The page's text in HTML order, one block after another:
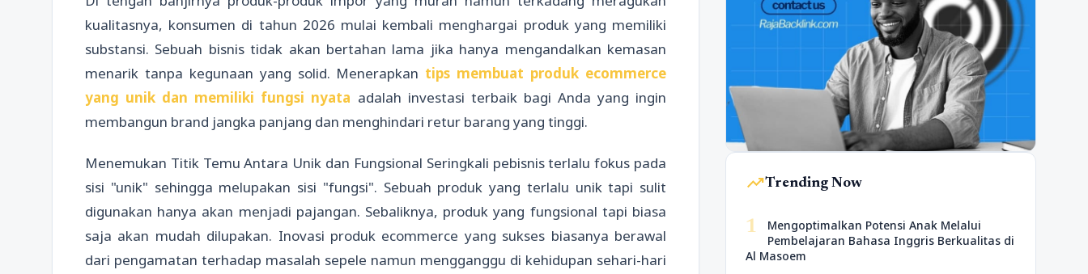
kualitasnya, konsumen di tahun 2026 mulai kembali menghargai produk yang memiliki
substansi. Sebuah bisnis tidak akan bertahan lama jika hanya mengandalkan kemasan
menarik tanpa kegunaan yang solid. Menerapkan tips membuat produk ecommerce
yang unik dan memiliki fungsi nyata adalah investasi terbaik bagi Anda yang ingin
membangun brand jangka panjang dan menghindari retur barang yang tinggi.
Menemukan Titik Temu Antara Unik dan Fungsional Seringkali pebisnis terlalu fokus pada
sisi "unik" sehingga melupakan sisi "fungsi". Sebuah produk yang terlalu unik tapi sulit
digunakan hanya akan menjadi pajangan. Sebaliknya, produk yang fungsional tapi biasa
saja akan mudah dilupakan. Inovasi produk ecommerce yang sukses biasanya berawal
dari pengamatan terhadap masalah sepele namun mengganggu di kehidupan sehari-hari
trending_upTrending Now
1
Mengoptimalkan Potensi Anak Melalui
Pembelajaran Bahasa Inggris Berkualitas di
Al Masoem